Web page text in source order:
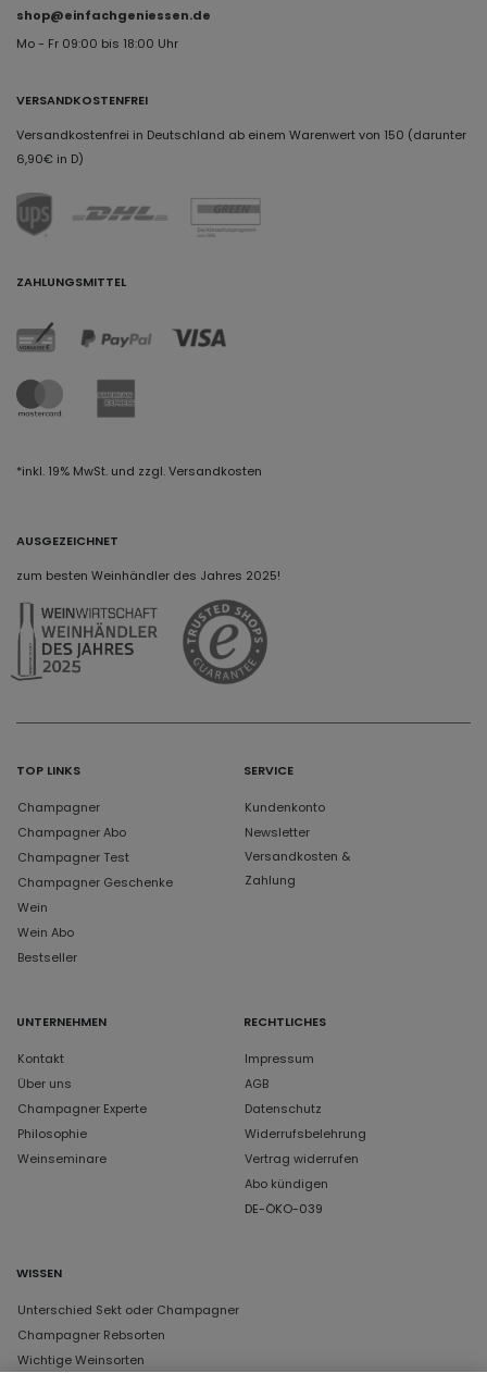
shop@einfachgeniessen.de
Mo - Fr 09:00 bis 18:00 Uhr
VERSANDKOSTENFREI
Versandkostenfrei in Deutschland ab einem Warenwert von 150 (darunter
6,90€ in D)
ZAHLUNGSMITTEL
*inkl. 19% MwSt. und zzgl. Versandkosten
AUSGEZEICHNET
zum besten Weinhändler des Jahres 2025!
TOP LINKS
Champagner
Champagner Abo
Champagner Test
Champagner Geschenke
Wein
Wein Abo
Bestseller
SERVICE
Kundenkonto
Newsletter
Versandkosten &
Zahlung
UNTERNEHMEN
Kontakt
Über uns
Champagner Experte
Philosophie
Weinseminare
RECHTLICHES
Impressum
AGB
Datenschutz
Widerrufsbelehrung
Vertrag widerrufen
Abo kündigen
DE-ÖKO-039
WISSEN
Unterschied Sekt oder Champagner
Champagner Rebsorten
Wichtige Weinsorten